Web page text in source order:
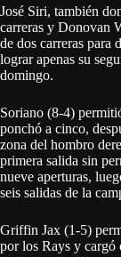
José Siri, también
carreras y Donovan
de dos carreras para
lograr apenas su
domingo.
Soriano (8-4)
ponchó a cinco,
zona del hombro
primera salida sin
nueve aperturas,
seis salidas de la
Griffin Jax (1-5)
por los Rays y cargó